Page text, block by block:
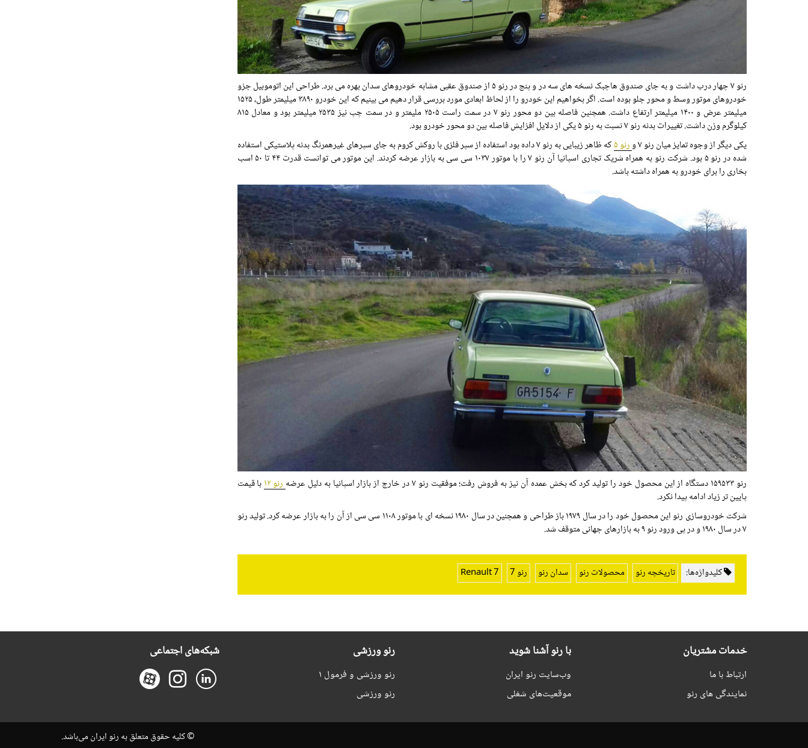
رنو ۷ چهار درب داشت و به جای صندوق هاچبک نسخه های سه در و پنج در رنو ۵ از صندوق عقبی مشابه خودروهای سدان بهره می برد. طراحی این اتوموبیل جزو
خودروهای موتور وسط و محور جلو بوده است. اگر بخواهیم این خودرو را از لحاظ ابعادی مورد بررسی قرار دهیم می بینیم که این خودرو ۳۸۹۰ میلیمتر طول، ۱۵۲۵
میلیمتر عرض و ۱۴۰۰ میلیمتر ارتفاع داشت. همچنین فاصله بین دو محور رنو ۷ در سمت راست ۲۵۰۵ ملیمتر و در سمت چپ نیز ۲۵۳۵ میلیمتر بود و معادل ۸۱۵
کیلوگرم وزن داشت. تغییرات بدنه رنو ۷ نسبت به رنو ۵ یکی از دلایل افزایش فاصله بین دو محور خودرو بود.
یکی دیگر از وجوه تمایز میان رنو ۷ و
رنو ۵
که ظاهر زیبایی به رنو ۷ داده بود استفاده از سپر فلزی با روکش کروم به جای سپرهای غیرهمرنگ بدنه پلاستیکی استفاده
شده در رنو ۵ بود. شرکت رنو به همراه شریک تجاری اسپانیا آن رنو ۷ را با موتور ۱۰۳۷ سی سی به بازار عرضه کردند. این موتور می توانست قدرت ۴۴ تا ۵۰ اسب
بخاری را برای خودرو به همراه داشته باشد.
رنو ۱۵۹۵۳۳ دستگاه از این محصول خود را تولید کرد که بخش عمده آن نیز به فروش رفت؛ موفقیت رنو ۷ در خارج از بازار اسپانیا به دلیل عرضه رنو ۱۲
با قیمت
پایین تر زیاد ادامه پیدا نکرد.
شرکت خودروسازی رنو این محصول خود را در سال ۱۹۷۹ باز طراحی و همچنین در سال ۱۹۸۰ نسخه ای با موتور ۱۱۰۸ سی سی از آن را به بازار عرضه کرد. تولید رنو
۷ در سال ۱۹۸۰ و در پی ورود رنو ۹ به بازارهای جهانی متوقف شد.
کلیدواژه‌ها: تاریخچه رنو محصولات رنو سدان رنو رنو 7 Renault 7
خدمات مشتریان
ارتباط با ما
نمایندگی های رنو
با رنو آشنا شوید
وب‌سایت رنو ایران
موقعیت‌های شغلی
رنو ورزشی
رنو ورزشی و فرمول ۱
رنو ورزشی
شبکه‌های اجتماعی
© کلیه حقوق متعلق به رنو ایران می‌باشد.